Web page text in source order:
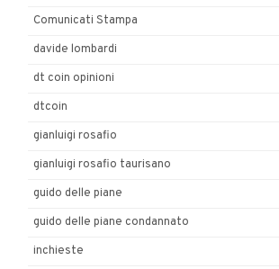
Comunicati Stampa
davide lombardi
dt coin opinioni
dtcoin
gianluigi rosafio
gianluigi rosafio taurisano
guido delle piane
guido delle piane condannato
inchieste